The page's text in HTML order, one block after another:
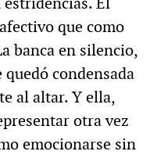
que como
banca en silencio,
condensada
al altar. Y ella,
otra vez
emocionarse sin